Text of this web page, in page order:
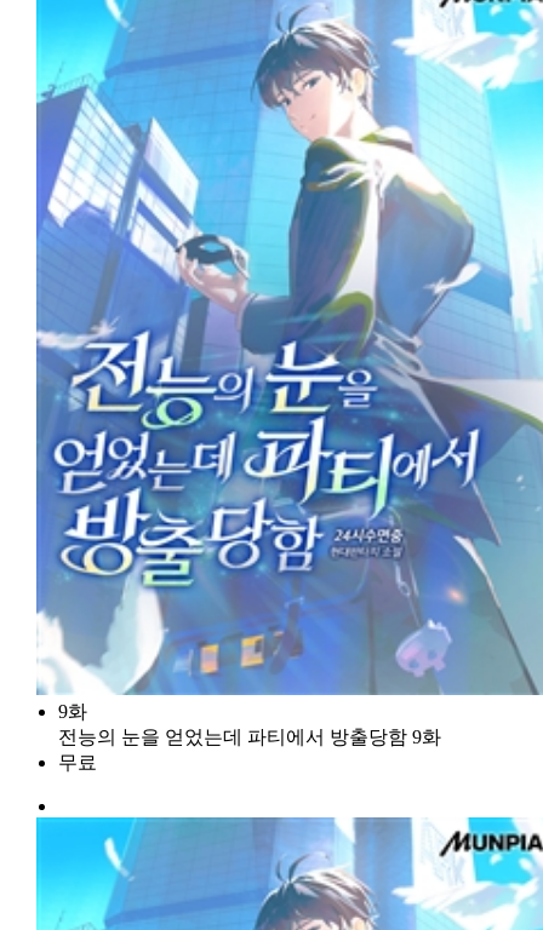
9화
전능의 눈을 얻었는데 파티에서 방출당함 9화
무료